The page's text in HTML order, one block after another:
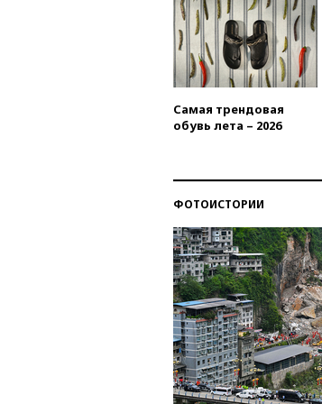
Самая трендовая
обувь лета – 2026
ФОТОИСТОРИИ